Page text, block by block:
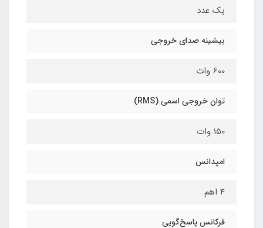
یک عدد
بیشینه صدای خروجی
600 وات
توان خروجی اسمی (RMS)
150 وات
امپدانس
4 اهم
فرکانس پاسخ‌گویی